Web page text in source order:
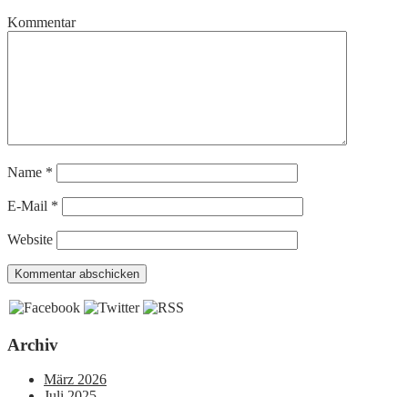
Kommentar
Name *
E-Mail *
Website
Archiv
März 2026